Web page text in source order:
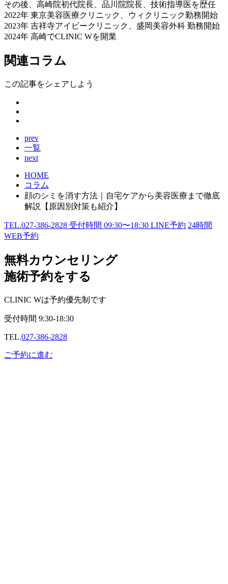
その後、高崎院初代院長、品川院院長、技術指導医を歴任
2022年 東京美容医療クリニック、ウィクリニック勤務開始
2023年 吉祥寺アイビークリニック、盛岡美容外科 勤務開始
2024年 高崎でCLINIC Wを開業
関連コラム
この記事をシェアしよう
prev
一覧
next
HOME
コラム
顔のシミを消す方法｜自宅ケアから美容医療まで徹底
解説【原因別対策も紹介】
TEL.027-386-2828 受付時間 09:30〜18:30 LINE予約 24時間
WEB予約
無料カウンセリング
施術予約をする
CLINIC Wは予約優先制です
受付時間 9:30-18:30
TEL.027-386-2828
ご予約に進む